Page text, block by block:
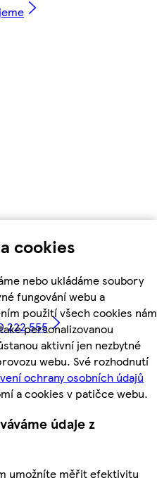
cookies
nebo ukládáme soubory
fungování webu a
použití všech cookies nám
personalizovanou
aktivní jen nezbytné
webu. Své rozhodnutí
ochrany osobních údajů
a cookies v patičce webu.
údaje z
umožníte měřit efektivitu
222 555